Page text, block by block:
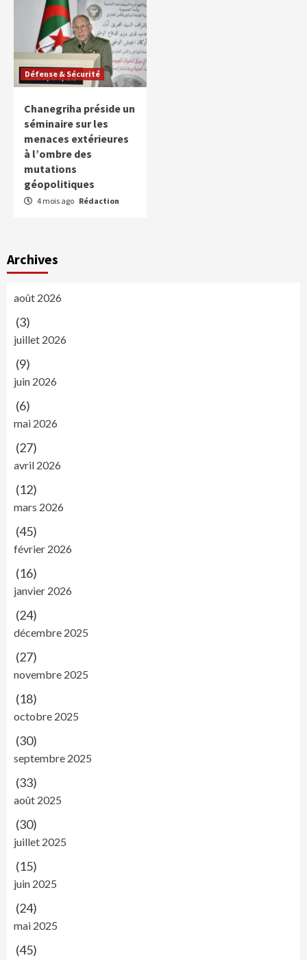
Défense & Sécurité
Chanegriha préside un
séminaire sur les
menaces extérieures
à l’ombre des
mutations
géopolitiques
4 mois ago Rédaction
Archives
août 2026
(3)
juillet 2026
(9)
juin 2026
(6)
mai 2026
(27)
avril 2026
(12)
mars 2026
(45)
février 2026
(16)
janvier 2026
(24)
décembre 2025
(27)
novembre 2025
(18)
octobre 2025
(30)
septembre 2025
(33)
août 2025
(30)
juillet 2025
(15)
juin 2025
(24)
mai 2025
(45)